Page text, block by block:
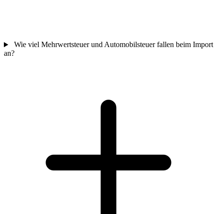
Wie viel Mehrwertsteuer und Automobilsteuer fallen beim Import
an?